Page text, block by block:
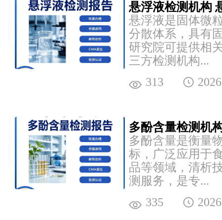
悬浮液检测机构
悬浮液是固体微
分散体系，具有
研究院可提供相
三方检测机构...
313
多酚含量检测机
多酚含量是衡量
标，广泛应用于
品等领域，清析
测服务，是专...
335